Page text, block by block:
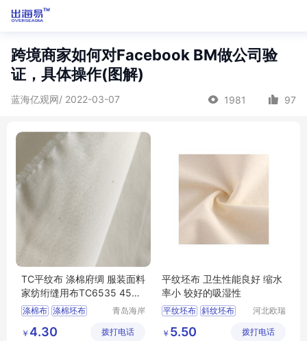
跨境商家如何对Facebook BM做公司验
证，具体操作(图解)
蓝海亿观网/ 2022-03-07 1981 97
TC平纹布 涤棉府绸 服装面料
家纺绗缝用布TC6535 45X4
5 133X72 63
涤棉布 涤棉坯布
涤棉布133x72
青岛海岸
公司
￥ 4.30 拨打电话
平纹坯布 卫生性能良好 缩水
率小 较好的吸湿性
平纹坯布 斜纹坯布
涤棉9010
河北欧瑞
有限公司
￥ 5.50 拨打电话